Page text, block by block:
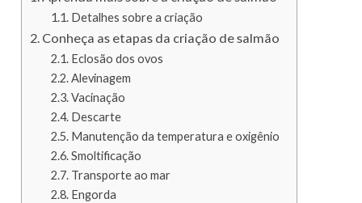
Detalhes sobre a criação
Conheça as etapas da criação de salmão
Eclosão dos ovos
Alevinagem
Vacinação
Descarte
Manutenção da temperatura e oxigênio
Smoltificação
Transporte ao mar
Engorda